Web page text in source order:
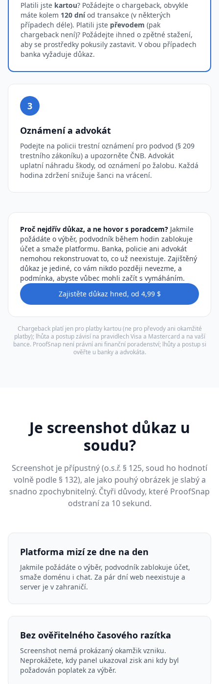
Platili jste kartou? Požádejte o chargeback, obvykle
máte kolem 120 dníod transakce (v některých
případech déle). Platili jste převodem (pak
chargeback není)? Požádejte ihned o zpětné stažení,
aby se prostředky pokusily zastavit. V obou případech
banka vyžaduje důkaz.
3
Oznámení a advokát
Podejte na policii trestní oznámení pro podvod (§ 209
trestního zákoníku) a upozorněte ČNB. Advokát
uplatní náhradu škody, od oznámení po žalobu. Každá
hodina zdržení snižuje šanci na vrácení.
Proč nejdřív důkaz, a ne hovor s poradcem? Jakmile
požádáte o výběr, podvodník během hodin zablokuje
účet a smaže platformu. Banka, policie ani advokát
nemohou rekonstruovat to, co už neexistuje. Zajištěný
důkaz je jediné, co vám nikdo později nevezme, a
podmínka, abyste vůbec mohli začít s vymáháním.
Zajistěte důkaz hned, od 4,99 $
Chargeback platí jen pro platby kartou (ne pro převody ani okamžité
platby); lhůta a postup závisí na pravidlech Visa a Mastercard a na vaší
bance. ProofSnap není právní ani finanční poradenství; lhůty a postup si
ověřte u banky a advokáta.
Je screenshot důkaz u
soudu?
Screenshot je přípustný (o.s.ř. § 125, soud ho hodnotí
volně podle § 132), ale jako pouhý obrázek je slabý a
snadno zpochybnitelný. Čtyři důvody, které ProofSnap
odstraní za 10 sekund.
Platforma mizí ze dne na den
Jakmile požádáte o výběr, podvodník zablokuje účet,
smaže doménu i chat. Za pár dní web neexistuje a
server je v zahraničí.
Bez ověřitelného časového razítka
Screenshot nemá prokázaný okamžik vzniku.
Neprokážete, kdy panel ukazoval zisk ani kdy byl
požadován poplatek za výběr.